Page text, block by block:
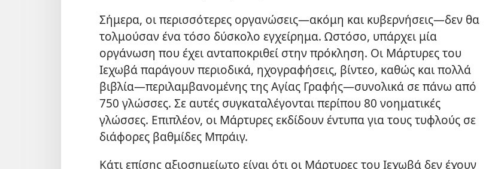
Σήμερα, οι περισσότερες οργανώσεις—ακόμη και κυβερνήσεις—δεν θα
τολμούσαν ένα τόσο δύσκολο εγχείρημα. Ωστόσο, υπάρχει μία
οργάνωση που έχει ανταποκριθεί στην πρόκληση. Οι Μάρτυρες του
Ιεχωβά παράγουν περιοδικά, ηχογραφήσεις, βίντεο, καθώς και πολλά
βιβλία—περιλαμβανομένης της Αγίας Γραφής—συνολικά σε πάνω από
750 γλώσσες. Σε αυτές συγκαταλέγονται περίπου 80 νοηματικές
γλώσσες. Επιπλέον, οι Μάρτυρες εκδίδουν έντυπα για τους τυφλούς σε
διάφορες βαθμίδες Μπράιγ.
Κάτι επίσης αξιοσημείωτο είναι ότι οι Μάρτυρες του Ιεχωβά δεν έχουν